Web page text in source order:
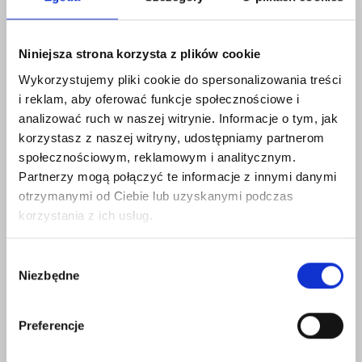
Niniejsza strona korzysta z plików cookie
Wykorzystujemy pliki cookie do spersonalizowania treści
i reklam, aby oferować funkcje społecznościowe i
analizować ruch w naszej witrynie. Informacje o tym, jak
korzystasz z naszej witryny, udostępniamy partnerom
społecznościowym, reklamowym i analitycznym.
Partnerzy mogą połączyć te informacje z innymi danymi
otrzymanymi od Ciebie lub uzyskanymi podczas
korzystania z ich usług.
zgody
Niezbędne
Preferencje
uniemożliwiając jednocześnie dostęp do składowanych
również zatrudnić specjalistów od niszczenia dokumentów
korzystając z usług wyspecjalizowanych i certyfikowanych
firm niszczących dokumenty. W większości przypadków
firmy takie oferują usługę, która odbywa się na miejscu
z zachowaniem wymaganych poziomów bezpieczeństwa.
3. Czy istnieją niszczarki zgodne z rozporządzeniem
RODO?
RODO nie określa konkretnej wielkości ścinków, do której
niszczeniem dokumentów, będzie ona dysponowała
sobie z dokumentami i zniszczyć je zgodnie ze